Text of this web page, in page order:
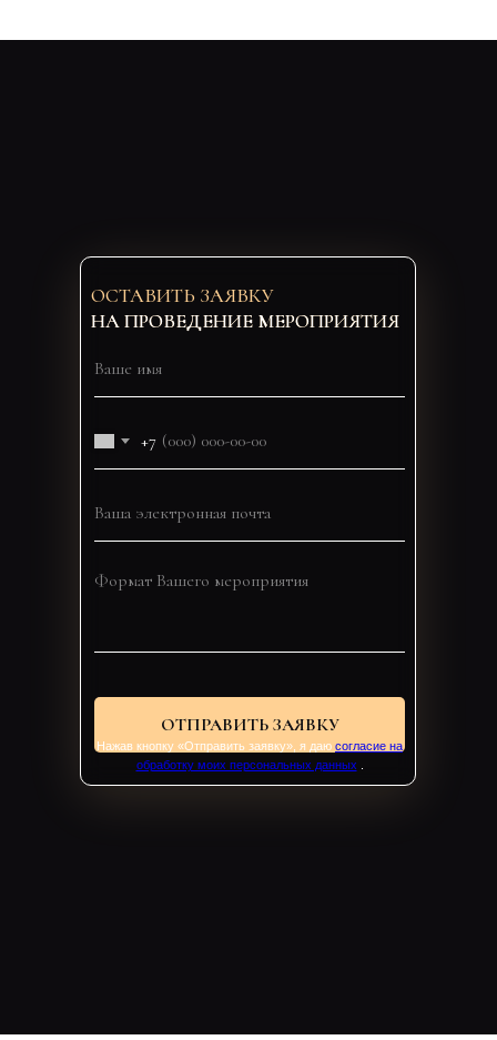
+7
ОТПРАВИТЬ ЗАЯВКУ
ОСТАВИТЬ ЗАЯВКУ
НА ПРОВЕДЕНИЕ МЕРОПРИЯТИЯ
Нажав кнопку «Отправить заявку», я даю согласие на
обработку моих персональных данных